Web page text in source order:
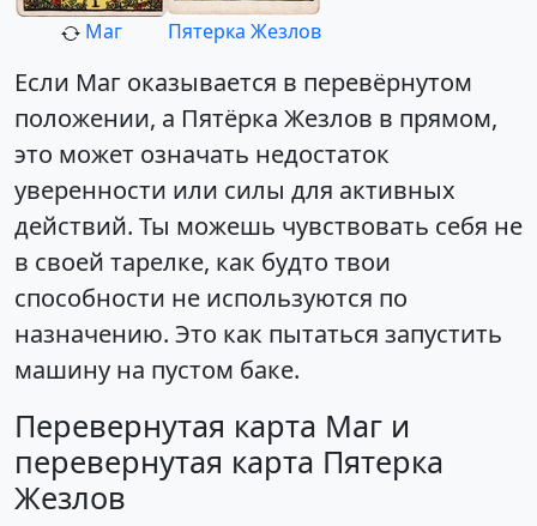
Маг Пятерка Жезлов
Если Маг оказывается в перевёрнутом
положении, а Пятёрка Жезлов в прямом,
это может означать недостаток
уверенности или силы для активных
действий. Ты можешь чувствовать себя не
в своей тарелке, как будто твои
способности не используются по
назначению. Это как пытаться запустить
машину на пустом баке.
Перевернутая карта Маг и
перевернутая карта Пятерка
Жезлов